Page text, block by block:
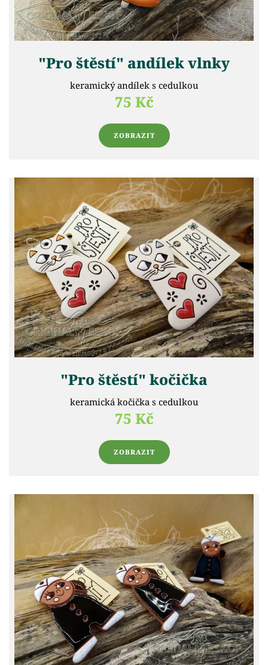
"Pro štěstí" andílek vlnky
keramický andílek s cedulkou
75 Kč
ZOBRAZIT
"Pro štěstí" kočička
keramická kočička s cedulkou
75 Kč
ZOBRAZIT